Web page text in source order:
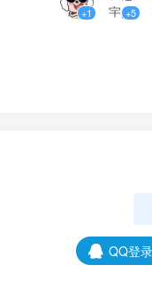
+1 +5
QQ登录